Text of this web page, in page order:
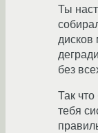
Ты
дисков
без
Так
тебя